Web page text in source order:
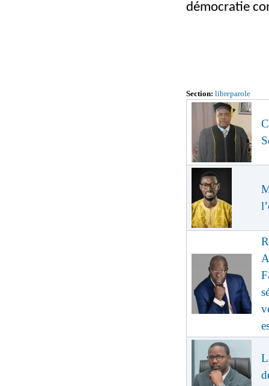
démocratie
Section: libreparole